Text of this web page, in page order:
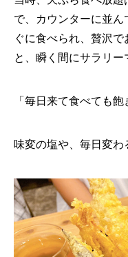
で、カウンターに並
ぐに食べられ、贅沢
と、瞬く間にサラリー
「毎日来て食べても
味変の塩や、毎日変わ